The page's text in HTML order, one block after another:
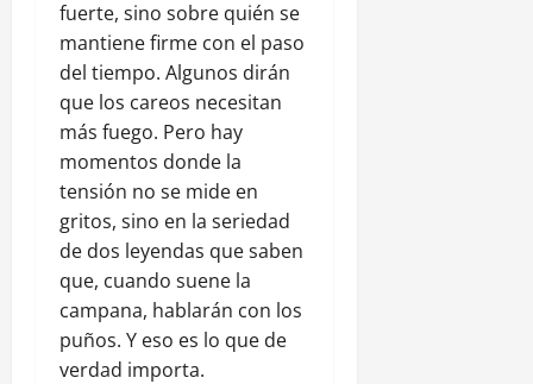
fuerte, sino sobre quién se
mantiene firme con el paso
del tiempo. Algunos dirán
que los careos necesitan
más fuego. Pero hay
momentos donde la
tensión no se mide en
gritos, sino en la seriedad
de dos leyendas que saben
que, cuando suene la
campana, hablarán con los
puños. Y eso es lo que de
verdad importa.